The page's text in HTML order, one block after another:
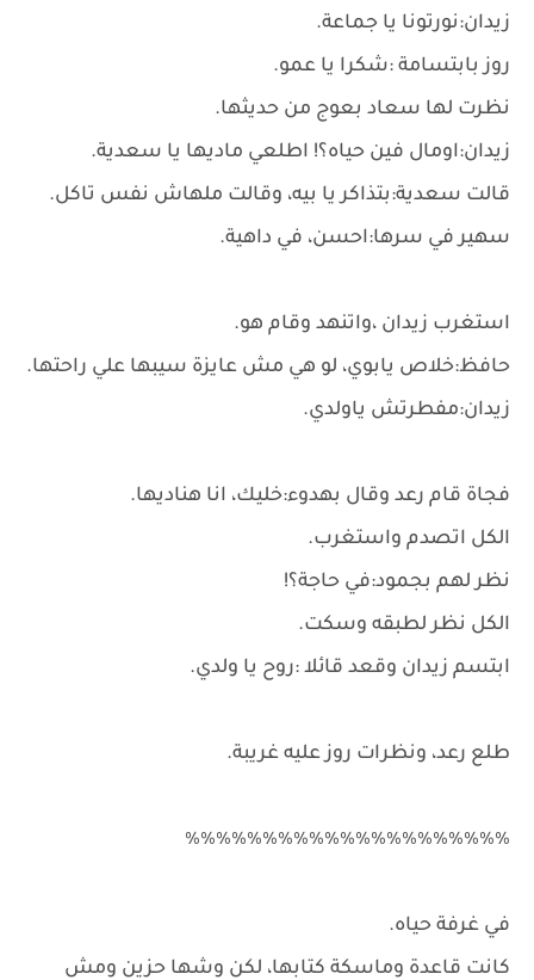
زيدان:نورتونا يا جماعة.
روز بابتسامة :شكرا يا عمو.
نظرت لها سعاد بعوج من حديثها.
زيدان:اومال فين حياه؟! اطلعي ماديها يا سعدية.
قالت سعدية:بتذاكر يا بيه، وقالت ملهاش نفس تاكل.
سهير في سرها:احسن، في داهية.
استغرب زيدان ،واتنهد وقام هو.
حافظ:خلاص يابوي، لو هي مش عايزة سيبها علي راحتها.
زيدان:مفطرتش ياولدي.
فجاة قام رعد وقال بهدوء:خليك، انا هناديها.
الكل اتصدم واستغرب.
نظر لهم بجمود:في حاجة؟!
الكل نظر لطبقه وسكت.
ابتسم زيدان وقعد قائلا :روح يا ولدي.
طلع رعد، ونظرات روز عليه غريبة.
٪٪٪٪٪٪٪٪٪٪٪٪٪٪٪٪٪٪٪٪٪
في غرفة حياه.
كانت قاعدة وماسكة كتابها، لكن وشها حزين ومش